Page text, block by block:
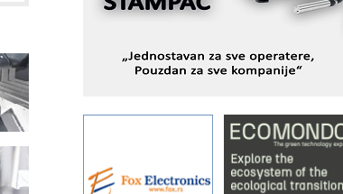
sistema
YAMADA pumpe – japanska
Filtration Group Industrial – Napredna
rešenja za filtraciju u hidrauličkim i
procesnim sistemima
Art Utopia Studio – vizuelne priče